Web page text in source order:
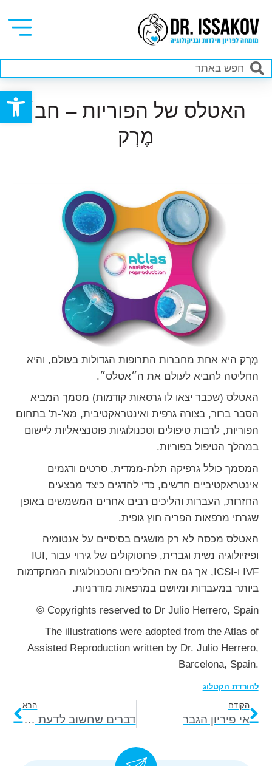
פתח
האטלס של הפוריות – חב׳
מֶרְק
מֶרְק היא אחת מחברות התרופות הגדולות בעולם, והיא
החליטה להביא לעולם את ה״אטלס״.
האטלס (שכבר יצאו לו גרסאות קודמות) מסמך המביא
הסבר ברור, בצורה גרפית ואינטראקטיבית, מא'-ת' בתחום
הפוריות, לרבות טיפולים וטכנולוגיות פוטנציאליות ליישום
במהלך הטיפול בפוריות.
המסמך כולל גרפיקה תלת-ממדית, סרטים ודגמים
אינטראקטיביים חדשים, כדי להדגים כיצד מבצעים
החזרות, העברות והליכים רבים אחרים המשמשים באופן
שגרתי מרפאות הפריה חוץ גופית.
האטלס מכסה לא רק מושגים בסיסיים על אנטומיה
ופיזיולוגיה נשית וגברית, פרוטוקולים של גירוי עבור IUI,
IVF ו-ICSI, אך גם את ההליכים והטכנולוגיות המתקדמות
ביותר במעבדות ומיושם במרפאות מודרניות.
© Copyrights reserved to Dr Julio Herrero, Spain
The illustrations were adopted from the Atlas of
Assisted Reproduction written by Dr. Julio Herrero,
Barcelona, Spain.
להורדת הקטלוג
הקודם
אי פיריון הגבר
הבא
דברים שחשוב לדעת על תהליך שימור פוריות